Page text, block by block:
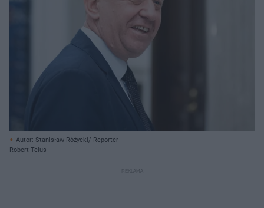
Autor: Stanisław Różycki/ Reporter
Robert Telus